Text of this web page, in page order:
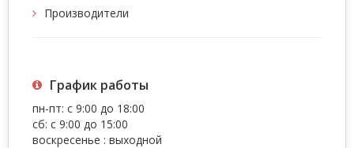
Производители
График работы
пн-пт: с 9:00 до 18:00
сб: с 9:00 до 15:00
воскресенье : выходной